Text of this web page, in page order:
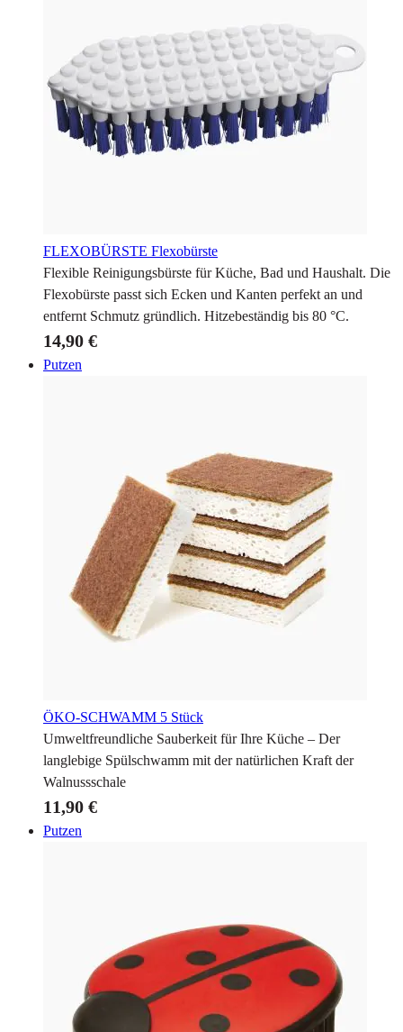
FLEXOBÜRSTE Flexobürste
Flexible Reinigungsbürste für Küche, Bad und Haushalt. Die
Flexobürste passt sich Ecken und Kanten perfekt an und
entfernt Schmutz gründlich. Hitzebeständig bis 80 °C.
14,90 €
Putzen
ÖKO-SCHWAMM 5 Stück
Umweltfreundliche Sauberkeit für Ihre Küche – Der
langlebige Spülschwamm mit der natürlichen Kraft der
Walnussschale
11,90 €
Putzen